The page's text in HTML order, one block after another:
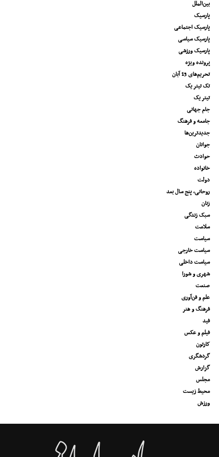
بین‌الملل
پارسیک
پارسیک اجتماعی
پارسیک سیاسی
پارسیک ورزشی
پرونده ویژه
تحریم‌های 13 آبان
تک تیتر یک
تیتر یک
جام جهانی
جامعه و فرهنگ
جدیدترین‌ها
جوانان
حوادث
خانواده
دولت
روحانی، پنج سال بعد
زنان
سبک زندگی
سلامت
سیاست
سیاست خارجی
سیاست داخلی
شهری و شورا
صنعت
علم و فن‌آوری
فرهنگ و هنر
فید
فیلم و عکس
کارتون
گردشگری
گزارش
مجلس
محیط زیست
ورزش